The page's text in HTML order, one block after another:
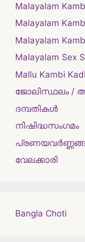
Malayalam
Malayalam
Malayalam
Malayalam Sex
Mallu Kambi
ജോലിസ്ഥലം /
ദമ്പതികള്‍
നിഷിദ്ധസംഗമം
വേലക്കാരി
Bangla Choti